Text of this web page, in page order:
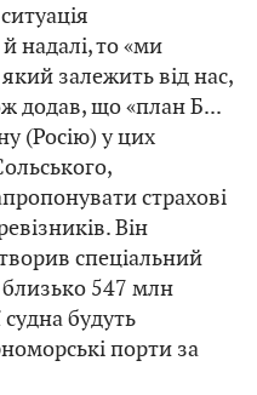
надалі, то «ми
залежить від нас,
додав, що «план Б...
(Росію) у цих
страхові
Він
спеціальний
близько 547 млн
будуть
порти за